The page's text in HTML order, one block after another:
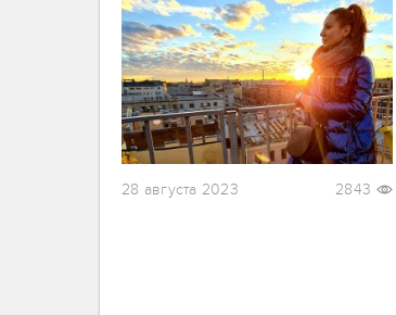
28 августа 2023 2843